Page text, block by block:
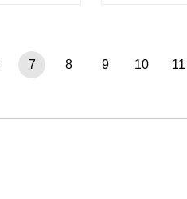
7 8 9 10 11